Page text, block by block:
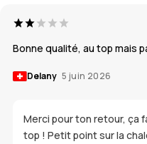
Bonne qualité, au top mais
Delany 5 juin 2026
Merci pour ton retour, ça
top ! Petit point sur la